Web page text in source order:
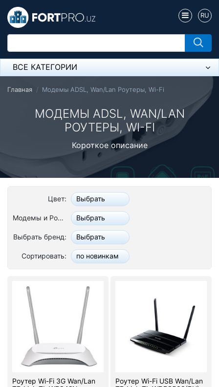
RU
ВСЕ КАТЕГОРИИ
Микрофон
Напольные розетки
Оборудование Mikrotik
Серверное оборудование
Мышки и Клавиатуры
Наушники
Сетевое оборудование
Системы охлаждения
Главная Модемы ADSL, Wan/Lan Роутеры, Wi-Fi
МОДЕМЫ ADSL, WAN/LAN
РОУТЕРЫ, WI-FI
Короткое описание
Цвет: Выбрать
Модемы и Роутеры: Выбрать
Выбрать бренд: Выбрать
Сортировать: по новинкам
Роутер Wi-Fi 3G Wan/Lan
Роутер Wi-Fi USB Wan/Lan